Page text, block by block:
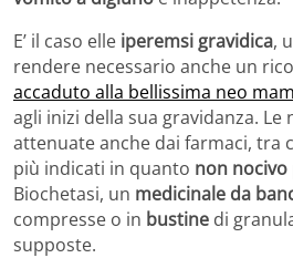
E’ il caso elle iperemsi gravidica,
rendere necessario anche un
accaduto alla bellissima neo
agli inizi della sua gravidanza.
attenuate anche dai farmaci, tra
più indicati in quanto non nocivo
Biochetasi, un medicinale da
compresse o in bustine di
supposte.